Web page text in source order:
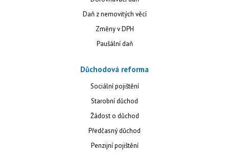
Daň z nemovitých věcí
Změny v DPH
Paušální daň
Důchodová reforma
Sociální pojištění
Starobní důchod
Žádost o důchod
Předčasný důchod
Penzijní pojištění